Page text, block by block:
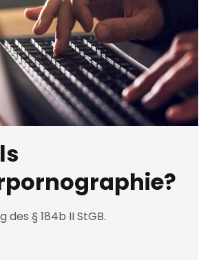
des § 184b II StGB.